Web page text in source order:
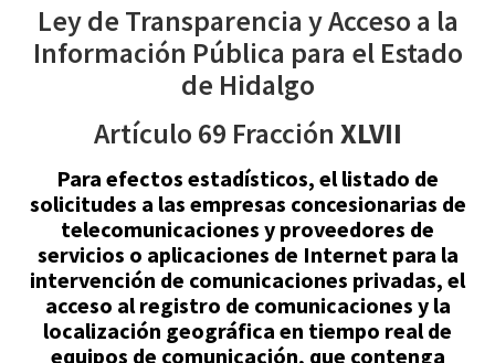
Ley de Transparencia y Acceso a la
Información Pública para el Estado
de Hidalgo
Artículo 69 Fracción XLVII
Para efectos estadísticos, el listado de
solicitudes a las empresas concesionarias de
telecomunicaciones y proveedores de
servicios o aplicaciones de Internet para la
intervención de comunicaciones privadas, el
acceso al registro de comunicaciones y la
localización geográfica en tiempo real de
equipos de comunicación, que contenga